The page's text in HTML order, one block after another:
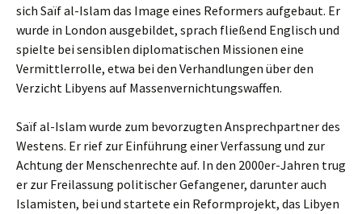
sich Saïf al-Islam das Image eines Reformers aufgebaut. Er
wurde in London ausgebildet, sprach fließend Englisch und
spielte bei sensiblen diplomatischen Missionen eine
Vermittlerrolle, etwa bei den Verhandlungen über den
Verzicht Libyens auf Massenvernichtungswaffen.
Saïf al-Islam wurde zum bevorzugten Ansprechpartner des
Westens. Er rief zur Einführung einer Verfassung und zur
Achtung der Menschenrechte auf. In den 2000er-Jahren trug
er zur Freilassung politischer Gefangener, darunter auch
Islamisten, bei und startete ein Reformprojekt, das Libyen